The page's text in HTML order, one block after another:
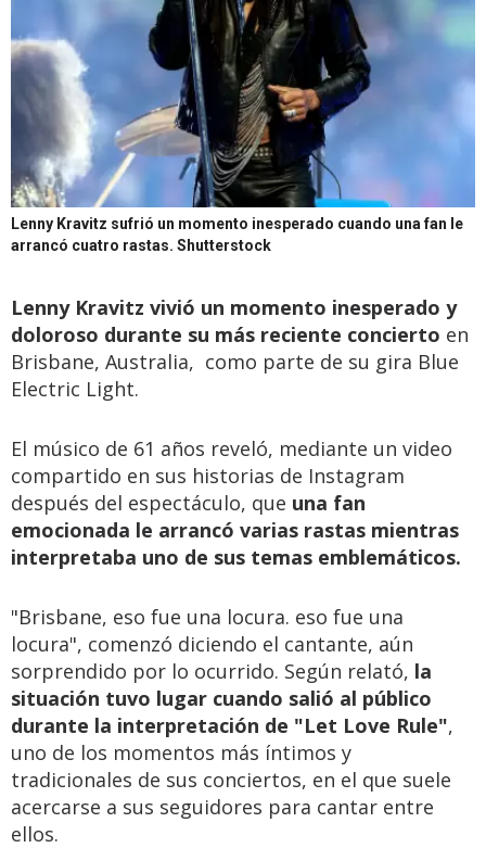
Lenny Kravitz sufrió un momento inesperado cuando una fan le
arrancó cuatro rastas. Shutterstock
Lenny Kravitz vivió un momento inesperado y
doloroso durante su más reciente concierto en
Brisbane, Australia, como parte de su gira Blue
Electric Light.
El músico de 61 años reveló, mediante un video
compartido en sus historias de Instagram
después del espectáculo, que una fan
emocionada le arrancó varias rastas mientras
interpretaba uno de sus temas emblemáticos.
"Brisbane, eso fue una locura. eso fue una
locura", comenzó diciendo el cantante, aún
sorprendido por lo ocurrido. Según relató, la
situación tuvo lugar cuando salió al público
durante la interpretación de "Let Love Rule",
uno de los momentos más íntimos y
tradicionales de sus conciertos, en el que suele
acercarse a sus seguidores para cantar entre
ellos.